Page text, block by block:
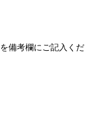
備考欄にご記入くだ